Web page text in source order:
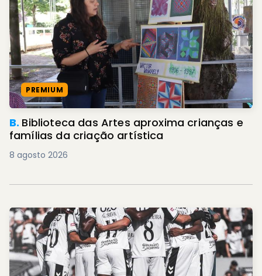
PREMIUM
B. Biblioteca das Artes aproxima crianças e
famílias da criação artística
8 agosto 2026